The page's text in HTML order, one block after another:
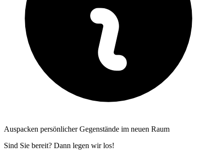
Auspacken persönlicher Gegenstände im neuen Raum
Sind Sie bereit? Dann legen wir los!